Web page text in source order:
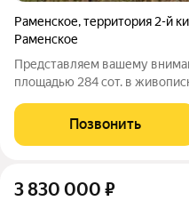
Раменское,территория 2-й
Раменское
Представляем вашему
площадью 284 сот. в
согласованию от 10 соток.
суеты, этот просторный
Позвонить
3 830 000 ₽